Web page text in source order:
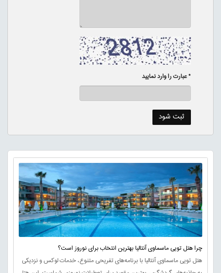
* عبارت را وارد نمایید
چرا هتل تویی ماسماوی آنتالیا بهترین انتخاب برای نوروز است؟
هتل تویی ماسماوی آنتالیا با برنامه‌های تفریحی متنوع، خدمات لوکس و نزدیکی